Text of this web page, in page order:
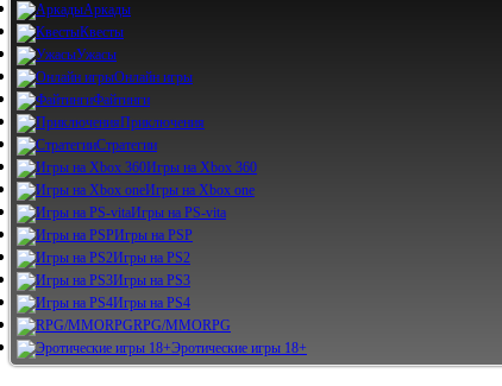
Аркады
Квесты
Ужасы
Онлайн игры
Файтинги
Приключения
Стратегии
Игры на Xbox 360
Игры на Xbox one
Игры на PS-vita
Игры на PSP
Игры на PS2
Игры на PS3
Игры на PS4
RPG/MMORPG
Эротические игры 18+